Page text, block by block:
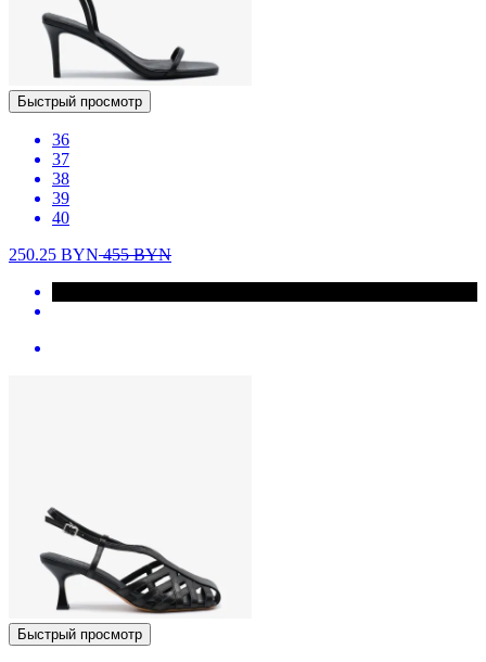
Быстрый просмотр
36
37
38
39
40
250.25 BYN455BYN
Быстрый просмотр